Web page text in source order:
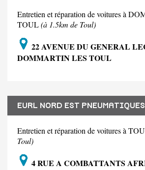
Entretien et réparation de voitures à
TOUL(à 1.5km de Toul)
22 AVENUE DU GENERAL
DOMMARTIN LES TOUL
EURL NORD EST PNEUMATIQUES
Entretien et réparation de voitures à
Toul)
4 RUE A COMBATTANTS